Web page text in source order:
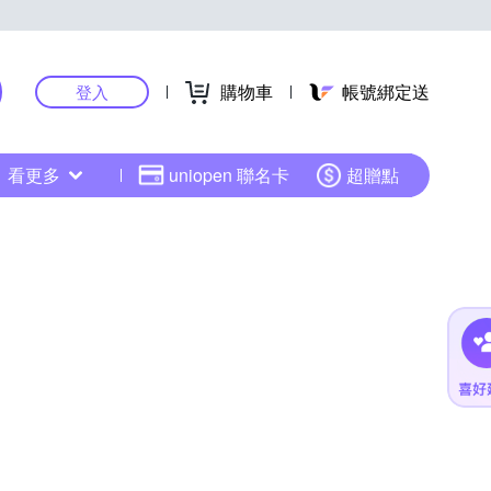
登入 購物車 帳號綁定送
看更多 uniopen 聯名卡 超贈點